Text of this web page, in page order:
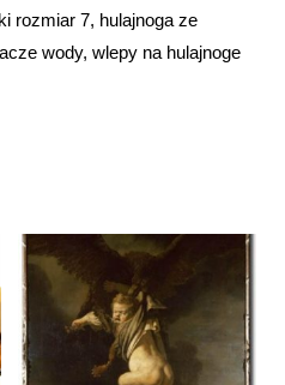
rozmiar 7, hulajnoga ze
wody, wlepy na hulajnoge